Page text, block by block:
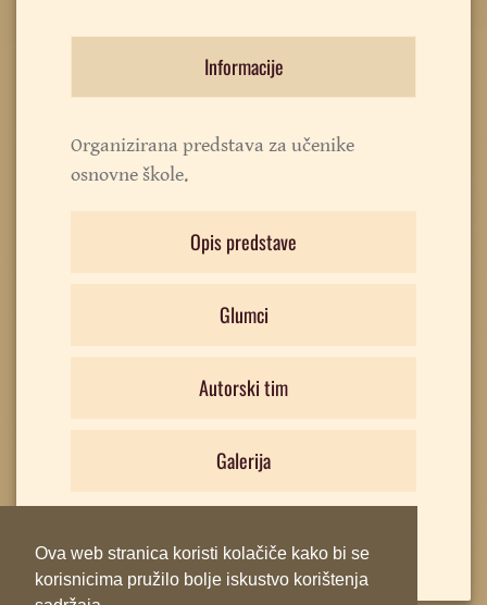
Ova web stranica koristi kolačiče kako bi se
korisnicima pružilo bolje iskustvo korištenja
Informacije
Organizirana predstava za učenike
osnovne škole.
Opis predstave
Glumci
Autorski tim
Galerija